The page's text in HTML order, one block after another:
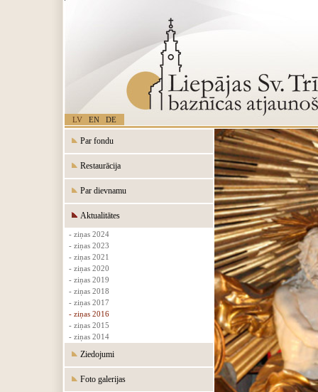
LV EN DE
Par fondu
Restaurācija
Par dievnamu
Aktualitātes
- ziņas 2024
- ziņas 2023
- ziņas 2021
- ziņas 2020
- ziņas 2019
- ziņas 2018
- ziņas 2017
- ziņas 2016
- ziņas 2015
- ziņas 2014
Ziedojumi
Foto galerijas